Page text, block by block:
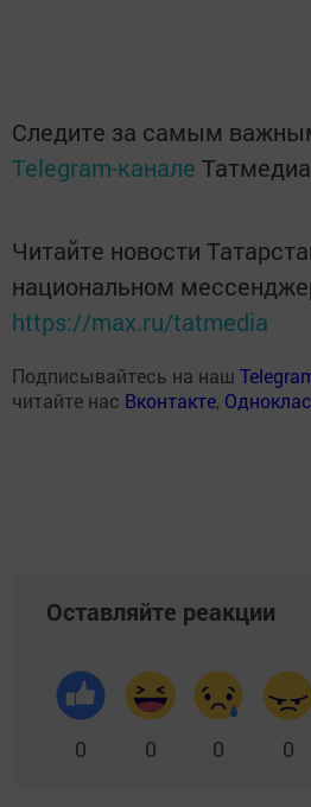
Следите за самым
Telegram-канале Татмедиа
Читайте новости
национальном
https://max.ru/tatmedia
Подписывайтесь на наш
читайте нас Вконтакте,
Оставляйте реакции
0 0 0 0